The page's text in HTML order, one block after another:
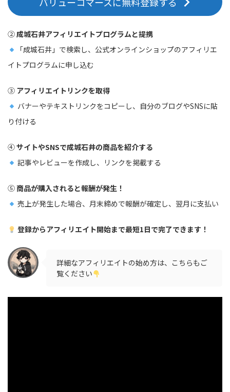
②成城石井アフィリエイトプログラムと提携
「成城石井」で検索し、公式オンラインショップのアフィリエ
イトプログラムに申し込む
③ アフィリエイトリンクを取得
バナーやテキストリンクをコピーし、自分のブログやSNSに貼
り付ける
④サイトやSNSで成城石井の商品を紹介する
記事やレビューを作成し、リンクを掲載する
⑤商品が購入されると報酬が発生！
売上が発生した場合、月末締めで報酬が確定し、翌月に支払い
登録からアフィリエイト開始まで最短1日で完了できます！
詳細なアフィリエイトの始め方は、こちらもご
覧ください